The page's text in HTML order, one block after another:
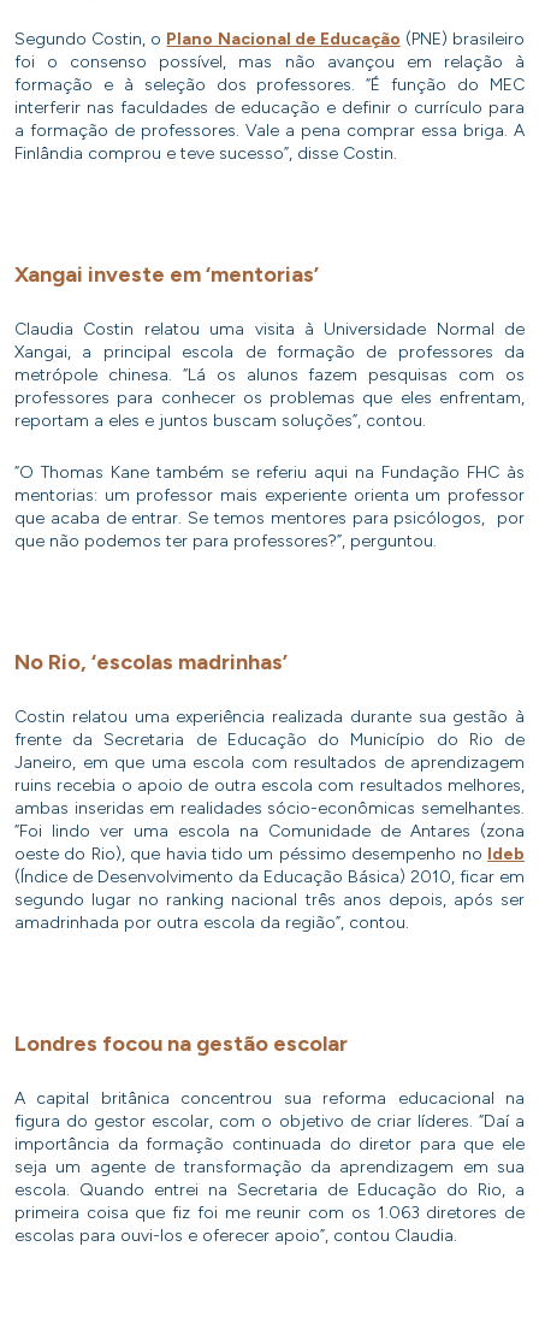
Segundo Costin, o Plano Nacional de Educação (PNE) brasileiro
foi o consenso possível, mas não avançou em relação à
formação e à seleção dos professores. “É função do MEC
interferir nas faculdades de educação e definir o currículo para
a formação de professores. Vale a pena comprar essa briga. A
Finlândia comprou e teve sucesso”, disse Costin.
Xangai investe em ‘mentorias’
Claudia Costin relatou uma visita à Universidade Normal de
Xangai, a principal escola de formação de professores da
metrópole chinesa. “Lá os alunos fazem pesquisas com os
professores para conhecer os problemas que eles enfrentam,
reportam a eles e juntos buscam soluções”, contou.
“O Thomas Kane também se referiu aqui na Fundação FHC às
mentorias: um professor mais experiente orienta um professor
que acaba de entrar. Se temos mentores para psicólogos, por
que não podemos ter para professores?”, perguntou.
No Rio, ‘escolas madrinhas’
Costin relatou uma experiência realizada durante sua gestão à
frente da Secretaria de Educação do Município do Rio de
Janeiro, em que uma escola com resultados de aprendizagem
ruins recebia o apoio de outra escola com resultados melhores,
ambas inseridas em realidades sócio-econômicas semelhantes.
“Foi lindo ver uma escola na Comunidade de Antares (zona
oeste do Rio), que havia tido um péssimo desempenho no Ideb
(Índice de Desenvolvimento da Educação Básica) 2010, ficar em
segundo lugar no ranking nacional três anos depois, após ser
amadrinhada por outra escola da região”, contou.
Londres focou na gestão escolar
A capital britânica concentrou sua reforma educacional na
figura do gestor escolar, com o objetivo de criar líderes. “Daí a
importância da formação continuada do diretor para que ele
seja um agente de transformação da aprendizagem em sua
escola. Quando entrei na Secretaria de Educação do Rio, a
primeira coisa que fiz foi me reunir com os 1.063 diretores de
escolas para ouvi-los e oferecer apoio”, contou Claudia.